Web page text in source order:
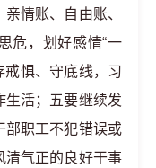
情账、自由账、
危，划好感情“一
戒惧、守底线，习
生活；五要继续发
部职工不犯错误或
清气正的良好干事